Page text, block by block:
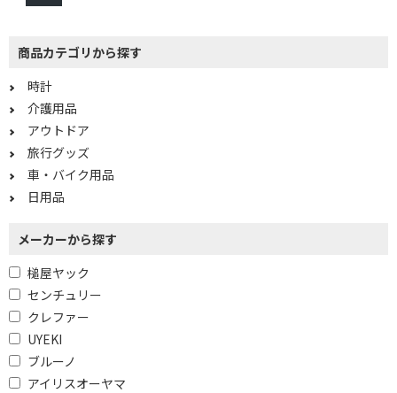
商品カテゴリから探す
時計
介護用品
アウトドア
旅行グッズ
車・バイク用品
日用品
メーカーから探す
槌屋ヤック
センチュリー
クレファー
UYEKI
ブルーノ
アイリスオーヤマ